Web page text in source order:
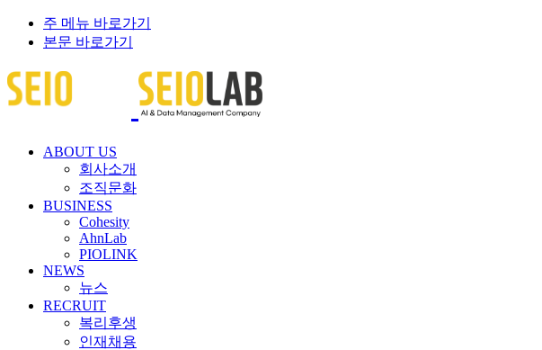
주 메뉴 바로가기
본문 바로가기
ABOUT US
회사소개
조직문화
BUSINESS
Cohesity
AhnLab
PIOLINK
NEWS
뉴스
RECRUIT
복리후생
인재채용